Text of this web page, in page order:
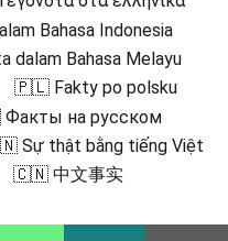
Bahasa Indonesia
Bahasa Melayu
🇵🇱 Fakty po polsku
на русском
Sự thật bằng tiếng Việt
🇨🇳 中文事实